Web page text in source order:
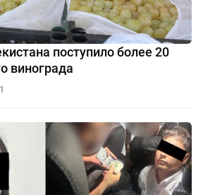
поступило более 20
винограда